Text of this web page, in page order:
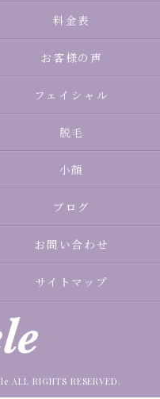
料金表
お客様の声
フェイシャル
脱毛
小顔
ブログ
お問い合わせ
サイトマップ
ALL RIGHTS RESERVED.